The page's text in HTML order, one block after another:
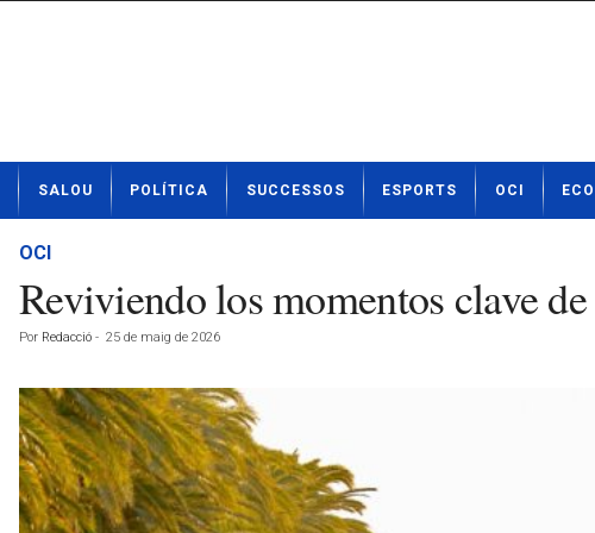
t
SALOU POLÍTICA SUCCESSOS ESPORTS OCI
OCI
Reviviendo los momentos clave
Por Redacció - 25 de maig de 2026